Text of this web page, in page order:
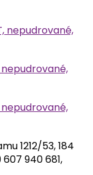
nepudrované,
nepudrované,
nepudrované,
1212/53, 184
940 681,